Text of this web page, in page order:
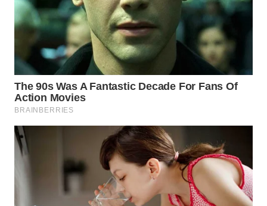
WN
PURWAKARTA
WN
PRIANGAN
TIMUR
SEMARANG